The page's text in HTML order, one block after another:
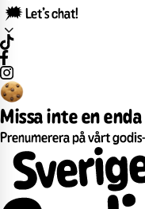
🗯️ Let’s chat!
Missa inte en
Prenumerera på vårt